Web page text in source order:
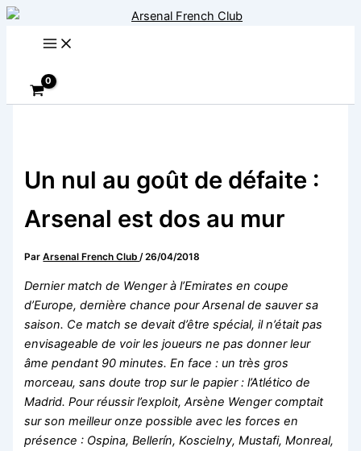
Aller
Rechercher
Un nul au goût de défaite :
Arsenal est dos au mur
ParArsenal French Club/26/04/2018
Dernier match de Wenger à l’Emirates en coupe
d’Europe, dernière chance pour Arsenal de sauver sa
saison. Ce match se devait d’être spécial, il n’était pas
envisageable de voir les joueurs ne pas donner leur
âme pendant 90 minutes. En face : un très gros
morceau, sans doute trop sur le papier : l’Atlético de
Madrid. Pour réussir l’exploit, Arsène Wenger comptait
sur son meilleur onze possible avec les forces en
présence : Ospina, Bellerín, Koscielny, Mustafi, Monreal,